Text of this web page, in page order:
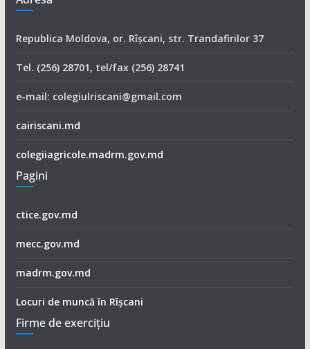
Republica Moldova, or. Rîşcani, str. Trandafirilor 37
Tel. (256) 28701, tel/fax (256) 28741
e-mail: colegiulriscani@gmail.com
cairiscani.md
colegiiagricole.madrm.gov.md
Pagini
ctice.gov.md
mecc.gov.md
madrm.gov.md
Locuri de muncă în Rîșcani
Firme de exerciţiu